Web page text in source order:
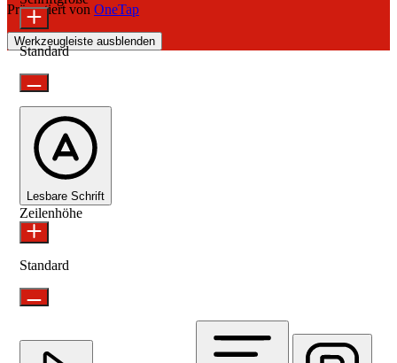
Präsentiert von OneTap
Werkzeugleiste ausblenden
Standard
Lesbare Schrift
Zeilenhöhe
Standard